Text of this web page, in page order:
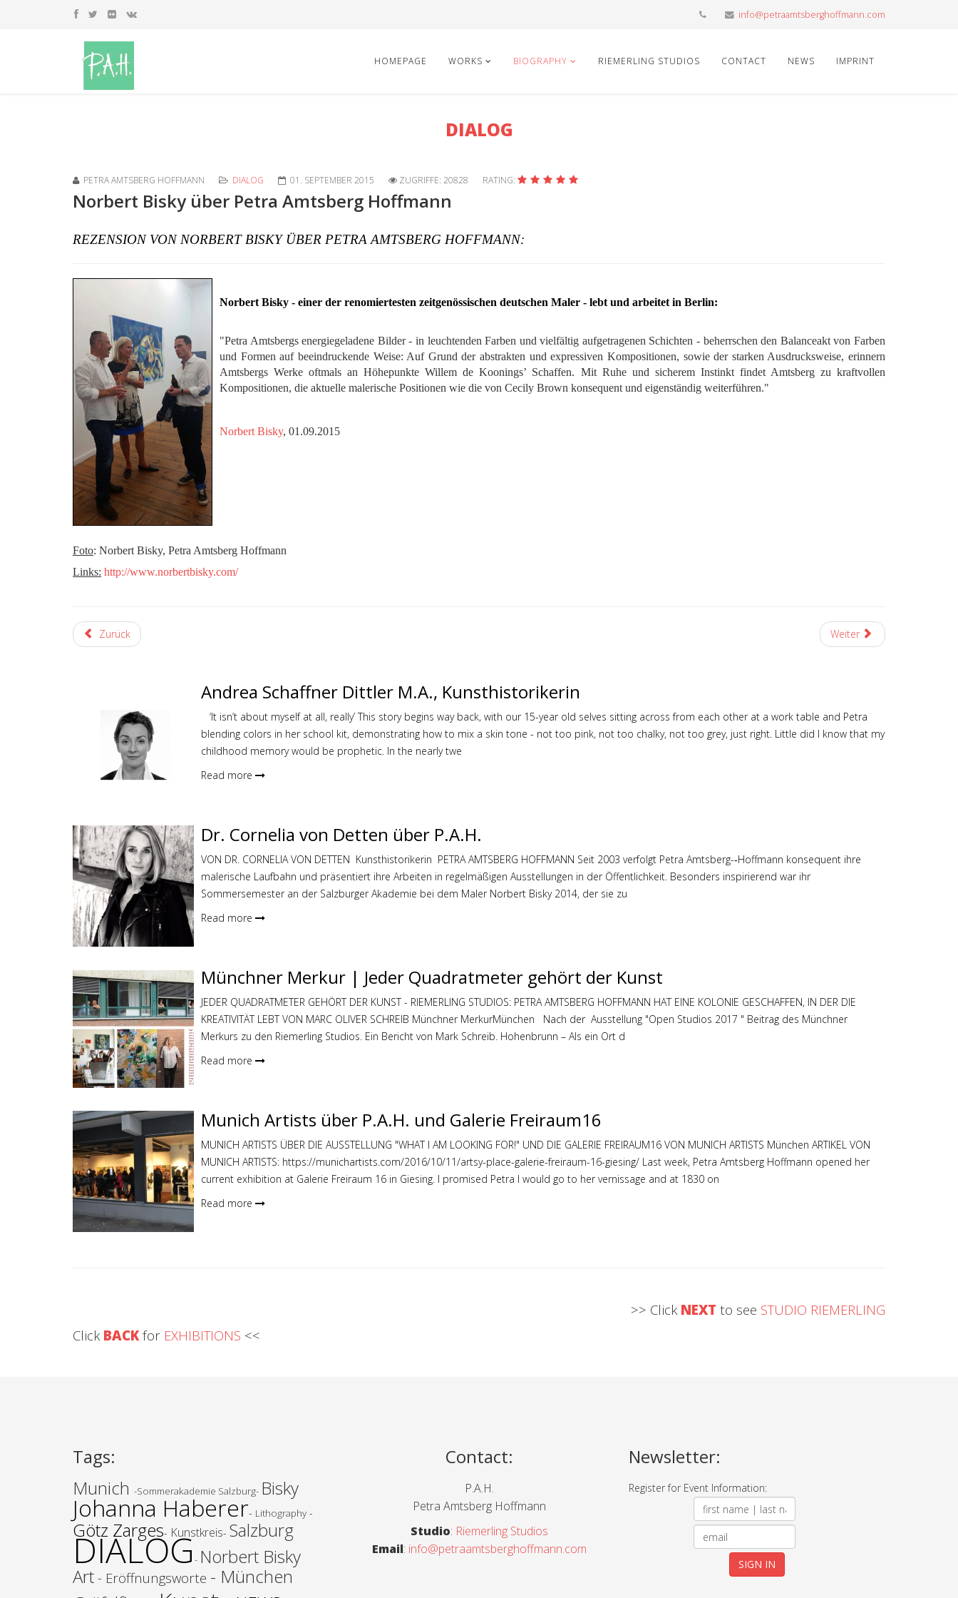
info@petraamtsberghoffmann.com
HOMEPAGE WORKS BIOGRAPHY RIEMERLING STUDIOS CONTACT NEWS IMPRINT
DIALOG
PETRA AMTSBERG HOFFMANN DIALOG 01. SEPTEMBER 2015 ZUGRIFFE: 20828 RATING:
Norbert Bisky über Petra Amtsberg Hoffmann
REZENSION VON NORBERT BISKY ÜBER PETRA AMTSBERG HOFFMANN:
Norbert Bisky - einer der renomiertesten zeitgenössischen deutschen Maler - lebt und arbeitet in Berlin:
"Petra Amtsbergs energiegeladene Bilder - in leuchtenden Farben und vielfältig aufgetragenen Schichten - beherrschen den Balanceakt von Farben
und Formen auf beeindruckende Weise: Auf Grund der abstrakten und expressiven Kompositionen, sowie der starken Ausdrucksweise, erinnern
Amtsbergs Werke oftmals an Höhepunkte Willem de Koonings’ Schaffen. Mit Ruhe und sicherem Instinkt findet Amtsberg zu kraftvollen
Kompositionen, die aktuelle malerische Positionen wie die von Cecily Brown konsequent und eigenständig weiterführen."
Norbert Bisky, 01.09.2015
Foto: Norbert Bisky, Petra Amtsberg Hoffmann
Links: http://www.norbertbisky.com/
Zurück Weiter
Andrea Schaffner Dittler M.A., Kunsthistorikerin
‘It isn’t about myself at all, really’ This story begins way back, with our 15-year old selves sitting across from each other at a work table and Petra
blending colors in her school kit, demonstrating how to mix a skin tone - not too pink, not too chalky, not too grey, just right. Little did I know that my
childhood memory would be prophetic. In the nearly twe
Read more
Dr. Cornelia von Detten über P.A.H.
VON DR. CORNELIA VON DETTEN Kunsthistorikerin PETRA AMTSBERG HOFFMANN Seit 2003 verfolgt Petra Amtsberg-­‐Hoffmann konsequent ihre
malerische Laufbahn und präsentiert ihre Arbeiten in regelmäßigen Ausstellungen in der Öffentlichkeit. Besonders inspirierend war ihr
Sommersemester an der Salzburger Akademie bei dem Maler Norbert Bisky 2014, der sie zu
Read more
Münchner Merkur | Jeder Quadratmeter gehört der Kunst
JEDER QUADRATMETER GEHÖRT DER KUNST - RIEMERLING STUDIOS: PETRA AMTSBERG HOFFMANN HAT EINE KOLONIE GESCHAFFEN, IN DER DIE
KREATIVITÄT LEBT VON MARC OLIVER SCHREIB Münchner MerkurMünchen Nach der Ausstellung "Open Studios 2017 " Beitrag des Münchner
Merkurs zu den Riemerling Studios. Ein Bericht von Mark Schreib. Hohenbrunn – Als ein Ort d
Read more
Munich Artists über P.A.H. und Galerie Freiraum16
MUNICH ARTISTS ÜBER DIE AUSSTELLUNG "WHAT I AM LOOKING FOR!" UND DIE GALERIE FREIRAUM16 VON MUNICH ARTISTS München ARTIKEL VON
MUNICH ARTISTS: https://munichartists.com/2016/10/11/artsy-place-galerie-freiraum-16-giesing/ Last week, Petra Amtsberg Hoffmann opened her
current exhibition at Galerie Freiraum 16 in Giesing. I promised Petra I would go to her vernissage and at 1830 on
Read more
>> Click NEXT to see STUDIO RIEMERLING
Click BACKfor EXHIBITIONS <<
Tags:
Munich -Sommerakademie Salzburg- Bisky
Johanna Haberer- Lithography -
Götz Zarges- Kunstkreis- Salzburg
DIALOG- Norbert Bisky
Art - Eröffnungsworte - München
Contact:
P.A.H.
Petra Amtsberg Hoffmann
Studio: Riemerling Studios
Email: info@petraamtsberghoffmann.com
Newsletter:
Register for Event Information: